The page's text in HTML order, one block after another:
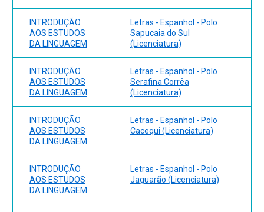
INTRODUÇÃO
AOS ESTUDOS
DA LINGUAGEM
Letras - Espanhol - Polo
Sapucaia do Sul
(Licenciatura)
INTRODUÇÃO
AOS ESTUDOS
DA LINGUAGEM
Letras - Espanhol - Polo
Serafina Corrêa
(Licenciatura)
INTRODUÇÃO
AOS ESTUDOS
DA LINGUAGEM
Letras - Espanhol - Polo
Cacequi (Licenciatura)
INTRODUÇÃO
AOS ESTUDOS
DA LINGUAGEM
Letras - Espanhol - Polo
Jaguarão (Licenciatura)